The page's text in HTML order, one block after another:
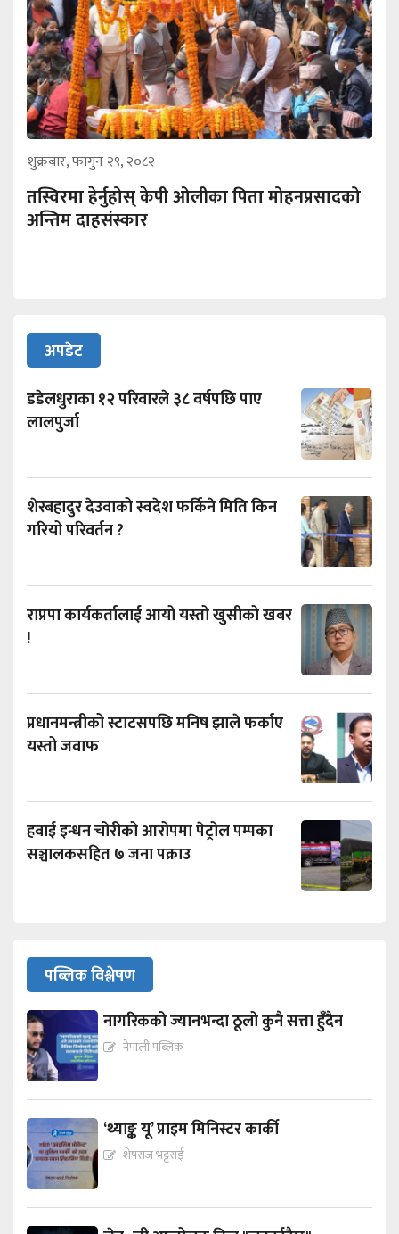
शुक्रबार, फागुन २९, २०८२
तस्विरमा हेर्नुहोस् केपी ओलीका पिता मोहनप्रसादको
अन्तिम दाहसंस्कार
अपडेट
डडेलधुराका १२ परिवारले ३८ वर्षपछि पाए
लालपुर्जा
शेरबहादुर देउवाको स्वदेश फर्किने मिति किन
गरियो परिवर्तन ?
राप्रपा कार्यकर्तालाई आयो यस्तो खुसीको खबर
!
प्रधानमन्त्रीको स्टाटसपछि मनिष झाले फर्काए
यस्तो जवाफ
हवाई इन्धन चोरीको आरोपमा पेट्रोल पम्पका
सञ्चालकसहित ७ जना पक्राउ
पब्लिक विश्लेषण
नागरिकको ज्यानभन्दा ठूलो कुनै सत्ता हुँदैन
नेपाली पब्लिक
‘थ्याङ्क यू’ प्राइम मिनिस्टर कार्की
शेषराज भट्टराई